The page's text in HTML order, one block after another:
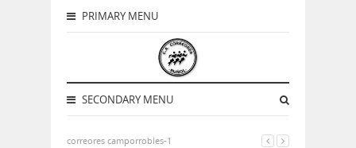
PRIMARY MENU
SECONDARY MENU
correores camporrobles-1